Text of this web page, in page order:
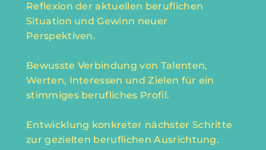
Reflexion der aktuellen beruflichen
Situation und Gewinn neuer
Perspektiven.
Bewusste Verbindung von Talenten,
Werten, Interessen und Zielen für ein
stimmiges berufliches Profil.
Entwicklung konkreter nächster Schritte
zur gezielten beruflichen Ausrichtung.